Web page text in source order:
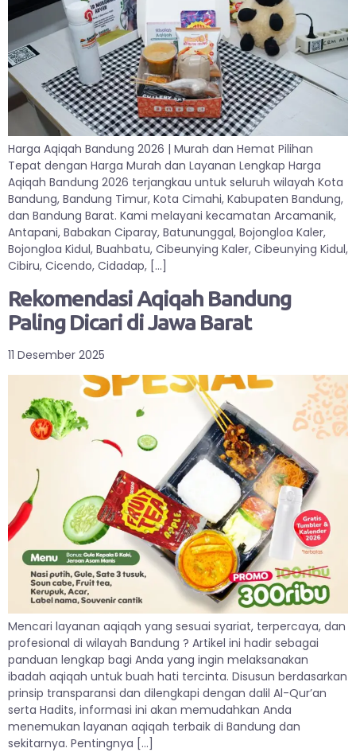
Harga Aqiqah Bandung 2026 | Murah dan Hemat Pilihan
Tepat dengan Harga Murah dan Layanan Lengkap Harga
Aqiqah Bandung 2026 terjangkau untuk seluruh wilayah Kota
Bandung, Bandung Timur, Kota Cimahi, Kabupaten Bandung,
dan Bandung Barat. Kami melayani kecamatan Arcamanik,
Antapani, Babakan Ciparay, Batununggal, Bojongloa Kaler,
Bojongloa Kidul, Buahbatu, Cibeunying Kaler, Cibeunying Kidul,
Cibiru, Cicendo, Cidadap, […]
Rekomendasi Aqiqah Bandung
Paling Dicari di Jawa Barat
11 Desember 2025
Mencari layanan aqiqah yang sesuai syariat, terpercaya, dan
profesional di wilayah Bandung ? Artikel ini hadir sebagai
panduan lengkap bagi Anda yang ingin melaksanakan
ibadah aqiqah untuk buah hati tercinta. Disusun berdasarkan
prinsip transparansi dan dilengkapi dengan dalil Al-Qur’an
serta Hadits, informasi ini akan memudahkan Anda
menemukan layanan aqiqah terbaik di Bandung dan
sekitarnya. Pentingnya […]